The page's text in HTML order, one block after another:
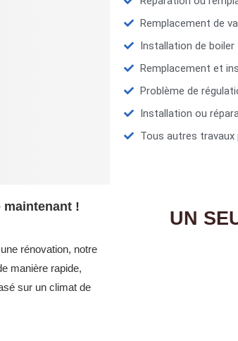
maintenant !
rénovation, notre
manière rapide,
sur un climat de
Remplacement de
Installation de boiler
Remplacement et
Problème de
Installation ou
Tous autres
UN